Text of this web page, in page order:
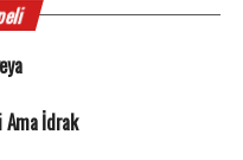
İdrak